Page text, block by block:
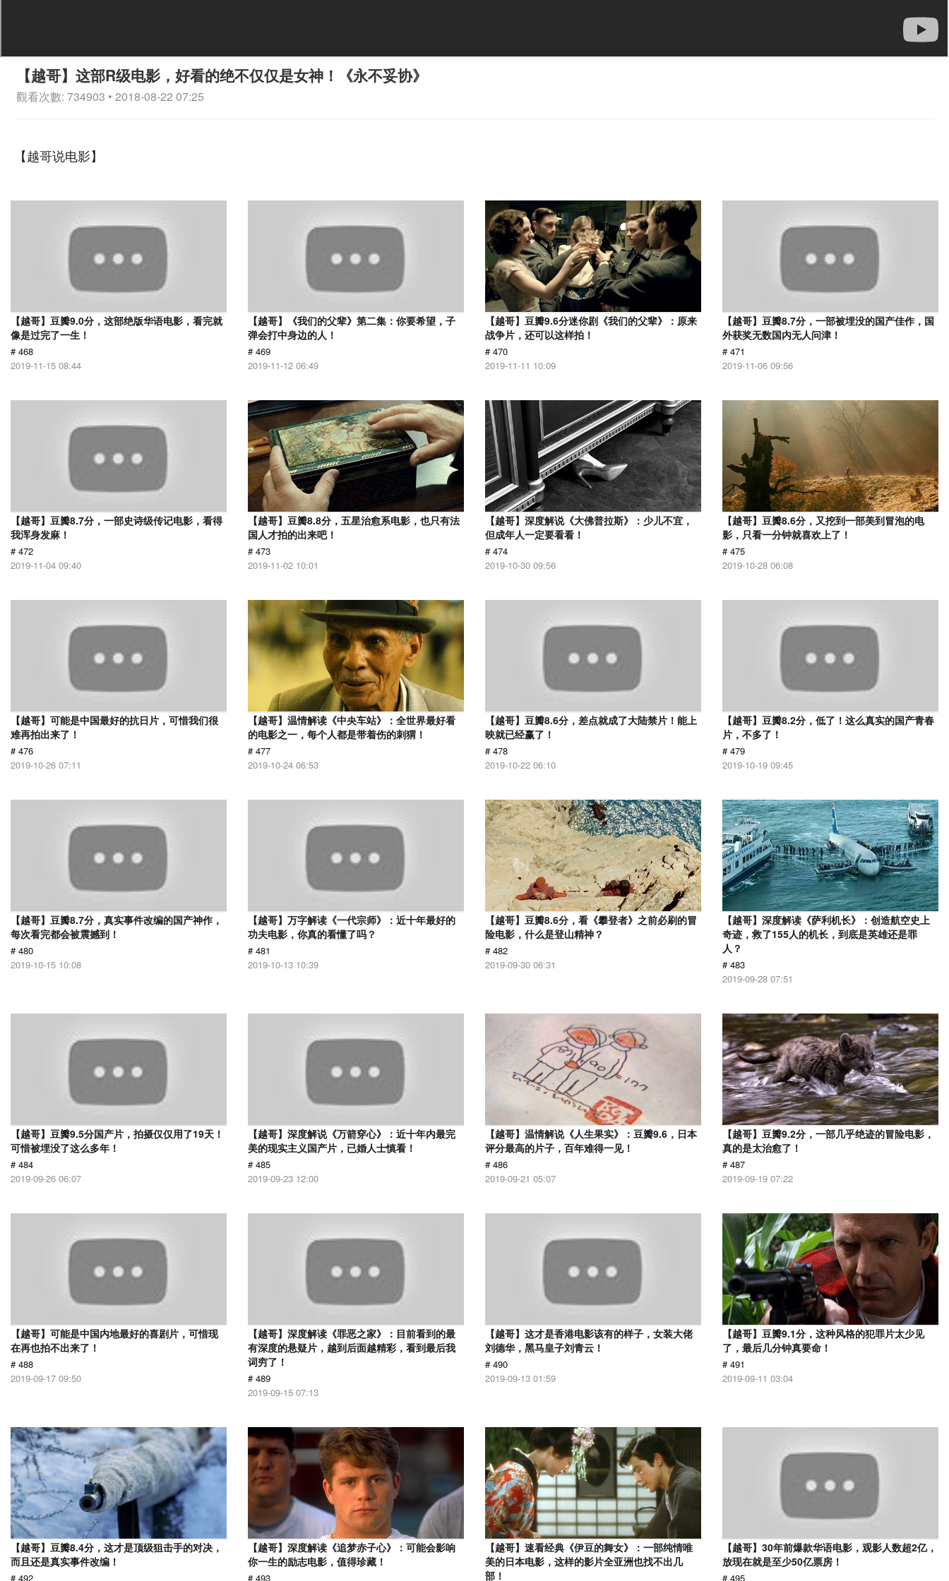
【越哥】这部R级电影，好看的绝不仅仅是女神！《永不妥协》
觀看次數: 734903 • 2018-08-22 07:25
【越哥说电影】
【越哥】豆瓣9.0分，这部绝版华语电影，看完就
像是过完了一生！
# 468
2019-11-15 08:44
【越哥】《我们的父辈》第二集：你要希望，子
弹会打中身边的人！
# 469
2019-11-12 06:49
【越哥】豆瓣9.6分迷你剧《我们的父辈》：原来
战争片，还可以这样拍！
# 470
2019-11-11 10:09
【越哥】豆瓣8.7分，一部被埋没的国产佳作，国
外获奖无数国内无人问津！
# 471
2019-11-06 09:56
【越哥】豆瓣8.7分，一部史诗级传记电影，看得
我浑身发麻！
# 472
2019-11-04 09:40
【越哥】豆瓣8.8分，五星治愈系电影，也只有法
国人才拍的出来吧！
# 473
2019-11-02 10:01
【越哥】深度解说《大佛普拉斯》：少儿不宜，
但成年人一定要看看！
# 474
2019-10-30 09:56
【越哥】豆瓣8.6分，又挖到一部美到冒泡的电
影，只看一分钟就喜欢上了！
# 475
2019-10-28 06:08
【越哥】可能是中国最好的抗日片，可惜我们很
难再拍出来了！
# 476
2019-10-26 07:11
【越哥】温情解读《中央车站》：全世界最好看
的电影之一，每个人都是带着伤的刺猬！
# 477
2019-10-24 06:53
【越哥】豆瓣8.6分，差点就成了大陆禁片！能上
映就已经赢了！
# 478
2019-10-22 06:10
【越哥】豆瓣8.2分，低了！这么真实的国产青春
片，不多了！
# 479
2019-10-19 09:45
【越哥】豆瓣8.7分，真实事件改编的国产神作，
每次看完都会被震撼到！
# 480
2019-10-15 10:08
【越哥】万字解读《一代宗师》：近十年最好的
功夫电影，你真的看懂了吗？
# 481
2019-10-13 10:39
【越哥】豆瓣8.6分，看《攀登者》之前必刷的冒
险电影，什么是登山精神？
# 482
2019-09-30 06:31
【越哥】深度解读《萨利机长》：创造航空史上
奇迹，救了155人的机长，到底是英雄还是罪
人？
# 483
2019-09-28 07:51
【越哥】豆瓣9.5分国产片，拍摄仅仅用了19天！
可惜被埋没了这么多年！
# 484
2019-09-26 06:07
【越哥】深度解说《万箭穿心》：近十年内最完
美的现实主义国产片，已婚人士慎看！
# 485
2019-09-23 12:00
【越哥】温情解说《人生果实》：豆瓣9.6，日本
评分最高的片子，百年难得一见！
# 486
2019-09-21 05:07
【越哥】豆瓣9.2分，一部几乎绝迹的冒险电影，
真的是太治愈了！
# 487
2019-09-19 07:22
【越哥】可能是中国内地最好的喜剧片，可惜现
在再也拍不出来了！
# 488
2019-09-17 09:50
【越哥】深度解读《罪恶之家》：目前看到的最
有深度的悬疑片，越到后面越精彩，看到最后我
词穷了！
# 489
2019-09-15 07:13
【越哥】这才是香港电影该有的样子，女装大佬
刘德华，黑马皇子刘青云！
# 490
2019-09-13 01:59
【越哥】豆瓣9.1分，这种风格的犯罪片太少见
了，最后几分钟真要命！
# 491
2019-09-11 03:04
【越哥】豆瓣8.4分，这才是顶级狙击手的对决，
而且还是真实事件改编！
# 492
【越哥】深度解读《追梦赤子心》：可能会影响
你一生的励志电影，值得珍藏！
# 493
【越哥】速看经典《伊豆的舞女》：一部纯情唯
美的日本电影，这样的影片全亚洲也找不出几
部！
【越哥】30年前爆款华语电影，观影人数超2亿，
放现在就是至少50亿票房！
# 495